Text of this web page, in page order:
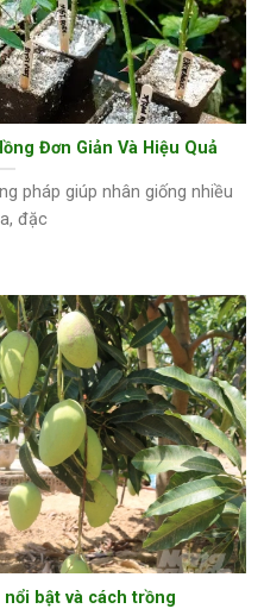
Đơn Giản Và Hiệu Quả
pháp giúp nhân giống nhiều
đặc
bật và cách trồng